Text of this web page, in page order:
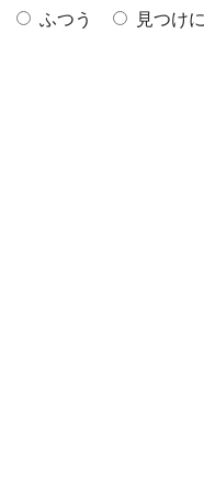
ふつう 見つけ